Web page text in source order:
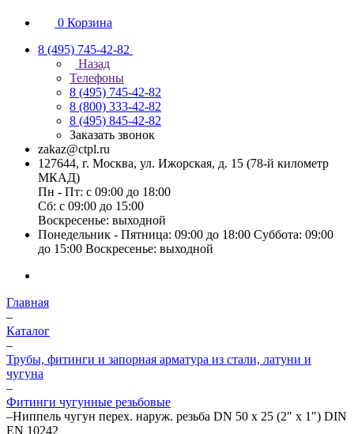
0 Корзина
8 (495) 745-42-82
Назад
Телефоны
8 (495) 745-42-82
8 (800) 333-42-82
8 (495) 845-42-82
Заказать звонок
zakaz@ctpl.ru
127644, г. Москва, ул. Ижорская, д. 15 (78-й километр
МКАД)
Пн - Пт: с 09:00 до 18:00
Сб: с 09:00 до 15:00
Воскресенье: выходной
Понедельник - Пятница: 09:00 до 18:00 Суббота: 09:00
до 15:00 Воскресенье: выходной
Главная
–
Каталог
–
Трубы, фитинги и запорная арматура из стали, латуни и
чугуна
–
Фитинги чугунные резьбовые
–Ниппель чугун перех. наруж. резьба DN 50 х 25 (2" х 1") DIN
EN 10242